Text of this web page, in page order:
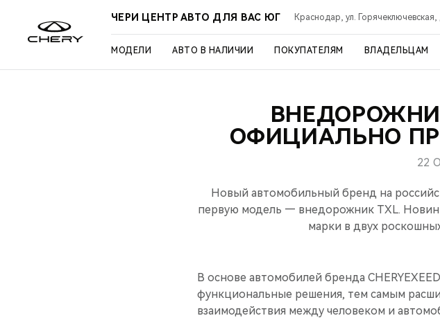
ЧЕРИ ЦЕНТР АВТО ДЛЯ ВАС ЮГ Краснодар, ул. Горячеключевская,
МОДЕЛИ АВТО В НАЛИЧИИ ПОКУПАТЕЛЯМ ВЛАДЕЛЬЦАМ
ВНЕДОРОЖНИК
ОФИЦИАЛЬНО
22
Новый автомобильный бренд на
первую модель — внедорожник TXL.
марки в двух
В основе автомобилей бренда
функциональные решения, тем самым
взаимодействия между человеком и